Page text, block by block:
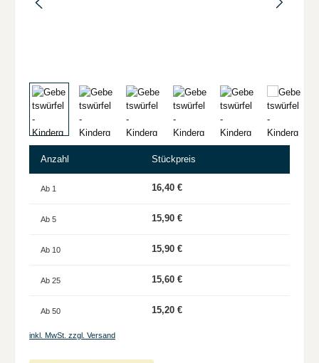
Anzahl Stückpreis
Ab 1 16,40 €
Ab 5 15,90 €
Ab 10 15,90 €
Ab 25 15,60 €
Ab 50 15,20 €
inkl. MwSt. zzgl. Versand